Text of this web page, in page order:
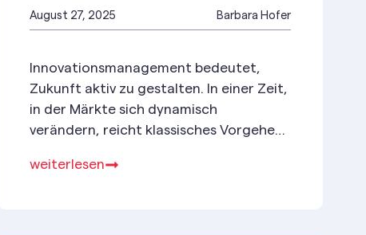
August 27, 2025 Barbara Hofer
Innovationsmanagement bedeutet,
Zukunft aktiv zu gestalten. In einer Zeit,
in der Märkte sich dynamisch
verändern, reicht klassisches Vorgehen
mehr aus.
weiterlesen